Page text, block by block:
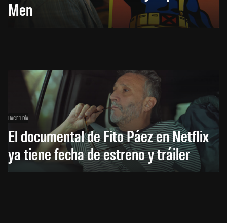
Men
HACE 1 DÍA
El documental de Fito Páez en Netflix
ya tiene fecha de estreno y tráiler